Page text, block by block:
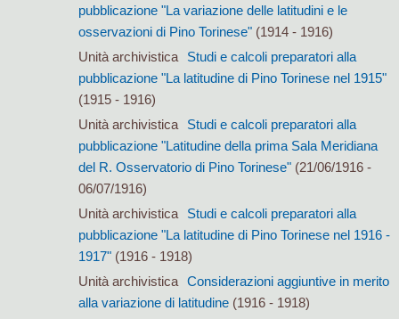
pubblicazione "La variazione delle latitudini e le
osservazioni di Pino Torinese"(1914 - 1916)
Unità archivistica
Studi e calcoli preparatori alla
pubblicazione "La latitudine di Pino Torinese nel 1915"
(1915 - 1916)
Unità archivistica
Studi e calcoli preparatori alla
pubblicazione "Latitudine della prima Sala Meridiana
del R. Osservatorio di Pino Torinese"(21/06/1916 -
06/07/1916)
Unità archivistica
Studi e calcoli preparatori alla
pubblicazione "La latitudine di Pino Torinese nel 1916 -
1917"(1916 - 1918)
Unità archivistica
Considerazioni aggiuntive in merito
alla variazione di latitudine(1916 - 1918)